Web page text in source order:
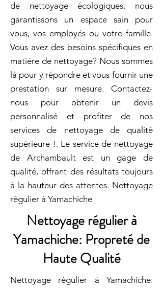
de nettoyage écologiques, nous
garantissons un espace sain pour
vous, vos employés ou votre famille.
Vous avez des besoins spécifiques en
matière de nettoyage? Nous sommes
là pour y répondre et vous fournir une
prestation sur mesure. Contactez-
nous pour obtenir un devis
personnalisé et profiter de nos
services de nettoyage de qualité
supérieure !. Le service de nettoyage
de Archambault est un gage de
qualité, offrant des résultats toujours
à la hauteur des attentes. Nettoyage
régulier à Yamachiche
Nettoyage régulier à
Yamachiche: Propreté de
Haute Qualité
Nettoyage régulier à Yamachiche: